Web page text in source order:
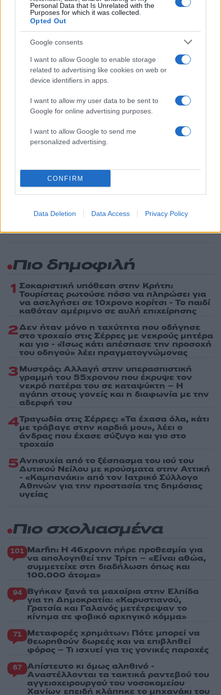
Personal Data that Is Unrelated with the
Purposes for which it was collected.
Opted Out
Google consents
I want to allow Google to enable storage
related to advertising like cookies on web or
device identifiers in apps.
I want to allow my user data to be sent to
Google for online advertising purposes.
I want to allow Google to send me
personalized advertising.
CONFIRM
Data Deletion Data Access Privacy Policy
2000 /2000
Υποβολή σχολίου
Όροι Χρήσης. Το site προστατεύεται από reCAPTCHA, ισχύουν
Πολιτική Απορρήτου&Όροι Χρήσηςτης Google.
FORD
Ακολουθήστε το Νewsit.gr στο
Πιο δημοφιλή
1 Σοκαριστική υπόθεση στην Κρήτη:
Τουρίστας ρωτούσε πόσο να πληρώσει για
να ασελγήσει σε 10χρονο κορίτσι - Το παιδί
καθόταν αμέριμνο σε αυλή επιχείρησης
2Δεν ήταν μόνο η ταχύτητα που οδήγησε
στο τροχαίο στις Σέρρες με νεκρούς μητέρα
και γιο - «Ίσως κάτι απέσπασε την προσοχή
του οδηγού» λέει πραγματογνώμονας
3Μυστράς: Αλλαγή στην υπερασπιστική
γραμμή του 55χρονου που έκρυψε τον
νεκρό πατέρα του σε καταψύκτη – Η
αγάπη στους γονείς και η διαφωνία με την
αδερφή του
4Τραγωδία στις Σέρρες: «Τα έχασα όλα, κάτι
με τράβαγε στην καρδιά μου», λέει ο
άνδρας που έχασε σύζυγο και γιο στο
τροχαίο
5Ανησυχία από το ξέσπασμα του ιού του
Δυτικού Νείλου με κρούσματα στην Αττική
- «Καμπανάκι» από τον Ιατρικό Σύλλογο
Αθηνών για την προστασία της δημόσιας
υγείας
Πιο σχολιασμένα
101 Marfin: Η 46χρονη πήρε προθεσμία για
να απολογηθεί την Τρίτη – «Είναι αθώα,
συμμετείχε στη διαδήλωση όπως και
100.000 άτομα»
94 Βγήκαν ξανά τα μαχαίρια στην Ελπίδα
για τη Δημοκρατία: «Καρυστιανού,
Γρατσία και Γαλανός μετέτρεψαν το
κίνημα σε φοβικό αρχηγικό κόμμα»
71 Μεταφορές χρημάτων: Πότε μπορεί να
θεωρηθούν δωρεές και να επιβληθεί
φόρος – Τι ισχυεί για τις γονικές παροχές
67 Απίστευτο κι όμως αληθινό -
Aναστέλλονται τα τακτικά ραντεβού του
αγγειοχειρουργού του νοσοκομείου
Χανίων επειδή κλάπηκε το μηχανάκι του